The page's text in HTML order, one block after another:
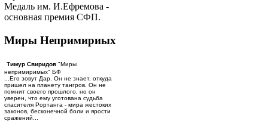
Медаль им. И.Ефремова -
основная премия СФП.
Миры Непримириых
Тимур Свиридов "Миры
непримиримых" БФ
...Его зовут Дар. Он не знает, откуда
пришел на планету тангров. Он не
помнит своего прошлого, но он
уверен, что ему уготована судьба
спасителя Рортанга - мира жестоких
законов, бесконечной боли и ярости
сражений...